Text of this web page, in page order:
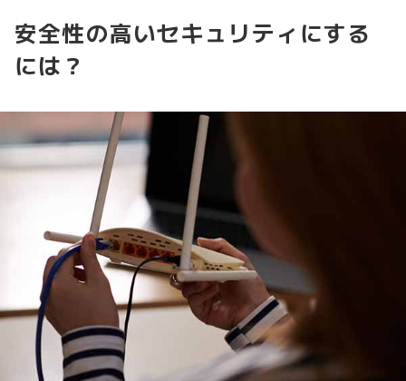
安全性の高いセキュリティにする
には？